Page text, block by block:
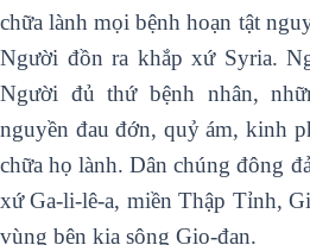
chữa lành mọi bệnh hoạn tật
Người đồn ra khắp xứ Syria.
Người đủ thứ bệnh nhân,
nguyền đau đớn, quỷ ám, kinh
chữa họ lành. Dân chúng đông
xứ Ga-li-lê-a, miền Thập Tỉnh,
vùng bên kia sông Gio-đan.